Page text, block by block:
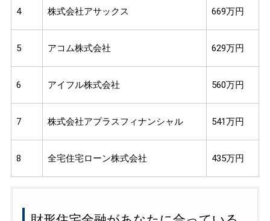
4 株式会社アサックス 669万円
5 アコム株式会社 629万円
6 アイフル株式会社 560万円
7 株式会社アプラスフィナンシャル 541万円
8 全宅住宅ローン株式会社 435万円